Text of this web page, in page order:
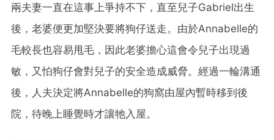
兩夫妻一直在這事上爭持不下，直至兒子Gabriel出生
後，老婆便更加堅決要將狗仔送走。由於Annabelle的
毛較長也容易甩毛，因此老婆擔心這會令兒子出現過
敏，又怕狗仔會對兒子的安全造成威脅。經過一輪溝通
後，人夫決定將Annabelle的狗窩由屋內暫時移到後
院，待晚上睡覺時才讓牠入屋。